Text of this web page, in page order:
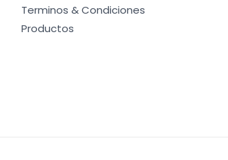
Terminos & Condiciones
Productos